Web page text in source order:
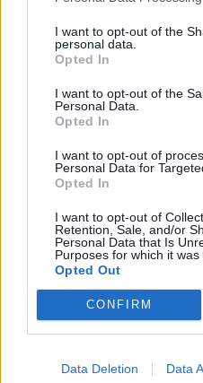
I want to opt-out of the
personal data.
Opted In
I want to opt-out of the
Personal Data.
Opted In
I want to opt-out of
Personal Data for
Opted In
I want to opt-out of
Retention, Sale, and/or
Personal Data that Is
Purposes for which it was
Opted Out
CONFIRM
Data Deletion Data
eggs
Το
και τον
Η νέα
«Δεν
δεν
ΠΡΙΝ
Ο
χωρίς